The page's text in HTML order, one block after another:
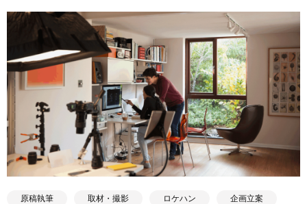
原稿執筆 取材・撮影 ロケハン 企画立案